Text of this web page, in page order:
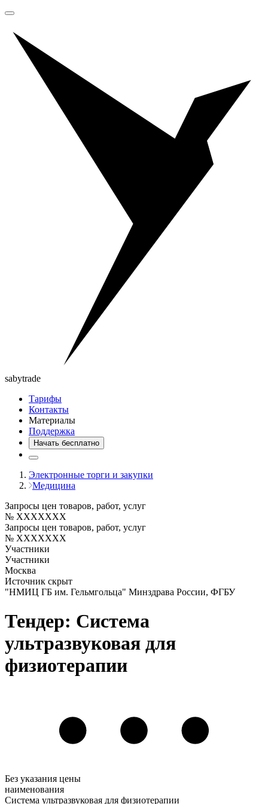
sabytrade
Тарифы
Контакты
Материалы
Поддержка
Начать бесплатно
Электронные торги и закупки
Медицина
Запросы цен товаров, работ, услуг
№ XXXXXXX
Запросы цен товаров, работ, услуг
№ XXXXXXX
Участники
Участники
Москва
Источник скрыт
"НМИЦ ГБ им. Гельмгольца" Минздрава России, ФГБУ
Тендер: Система
ультразвуковая для
физиотерапии
Без указания цены
наименования
Система ультразвуковая для физиотерапии